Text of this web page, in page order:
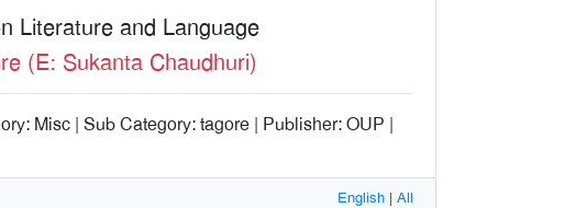
Literature and Language
(E: Sukanta Chaudhuri)
Misc | Sub Category: tagore | Publisher: OUP |
English | All